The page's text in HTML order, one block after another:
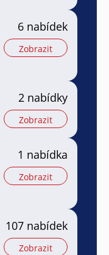
6 nabídek
Zobrazit
2 nabídky
Zobrazit
1 nabídka
Zobrazit
107 nabídek
Zobrazit